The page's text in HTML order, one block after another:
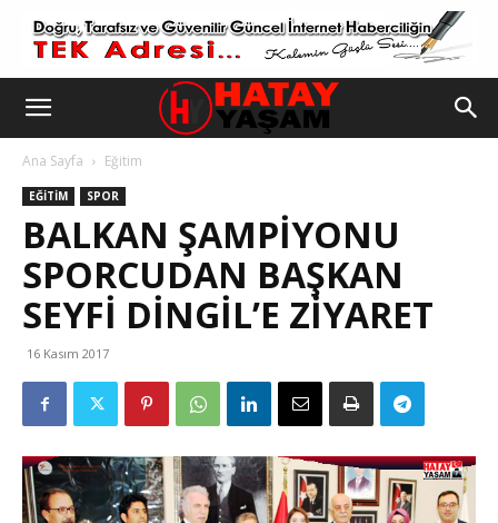
Ana Sayfa Eğitim
EĞITIM SPOR
BALKAN ŞAMPİYONU
SPORCUDAN BAŞKAN
SEYFİ DİNGİL’E ZİYARET
16 Kasım 2017